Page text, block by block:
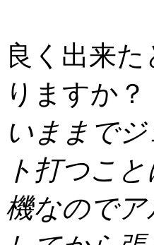
良く出来
りますか？
いままで
ト打つこ
機なので